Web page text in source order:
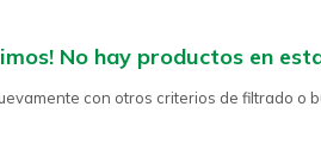
No hay productos en
con otros criterios de filtrado o